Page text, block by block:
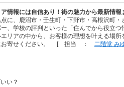
情報には自信あり！街の魅力から最新情報
に、鹿沼市・壬生町・下野市・高根沢町
、学校の評判といった「住んでから役立
リアの中から、お客様の理想を叶える場
お寄せください。 [ 担当 ： 二階堂 み
い？